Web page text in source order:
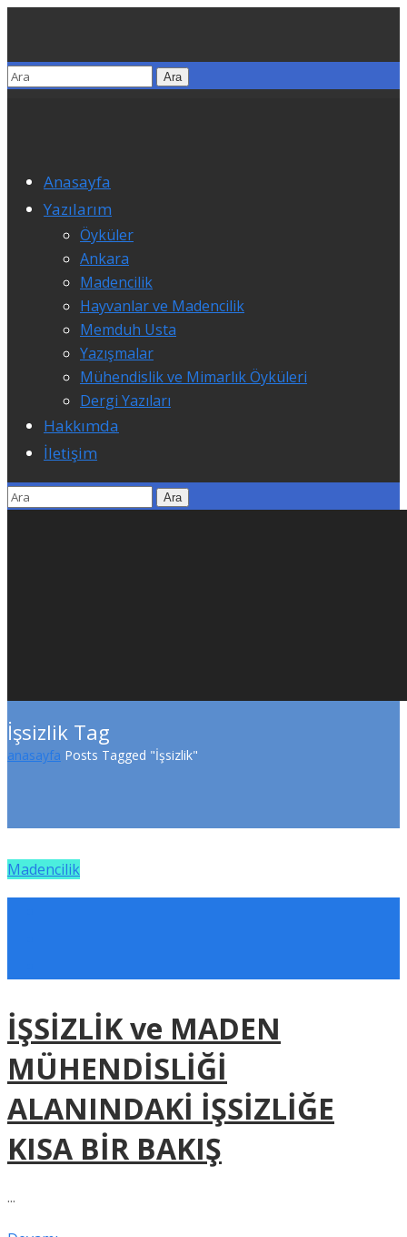
Anasayfa
Yazılarım
Öyküler
Ankara
Madencilik
Hayvanlar ve Madencilik
Memduh Usta
Yazışmalar
Mühendislik ve Mimarlık Öyküleri
Dergi Yazıları
Hakkımda
İletişim
İşsizlik Tag
anasayfa Posts Tagged "İşsizlik"
Madencilik
İŞSİZLİK ve MADEN
MÜHENDİSLİĞİ
ALANINDAKİ İŞSİZLİĞE
KISA BİR BAKIŞ
...